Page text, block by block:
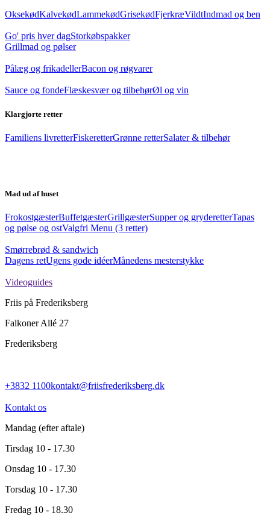
OksekødKalvekødLammekødGrisekødFjerkræVildtIndmad og ben
Go' pris hver dagStorkøbspakker
Grillmad og pølser
Pålæg og frikadellerBacon og røgvarer
Sauce og fondeFlæskesvær og tilbehørØl og vin
Klargjorte retter
Familiens livretterFiskeretterGrønne retterSalater & tilbehør
Mad ud af huset
FrokostgæsterBuffetgæsterGrillgæsterSupper og gryderetterTapas
og pølse og ostValgfri Menu (3 retter)
Smørrebrød & sandwich
Dagens retUgens gode idéerMånedens mesterstykke
Videoguides
Friis på Frederiksberg
Falkoner Allé 27
Frederiksberg
+3832 1100kontakt@friisfrederiksberg.dk
Kontakt os
Mandag (efter aftale)
Tirsdag 10 - 17.30
Onsdag 10 - 17.30
Torsdag 10 - 17.30
Fredag 10 - 18.30